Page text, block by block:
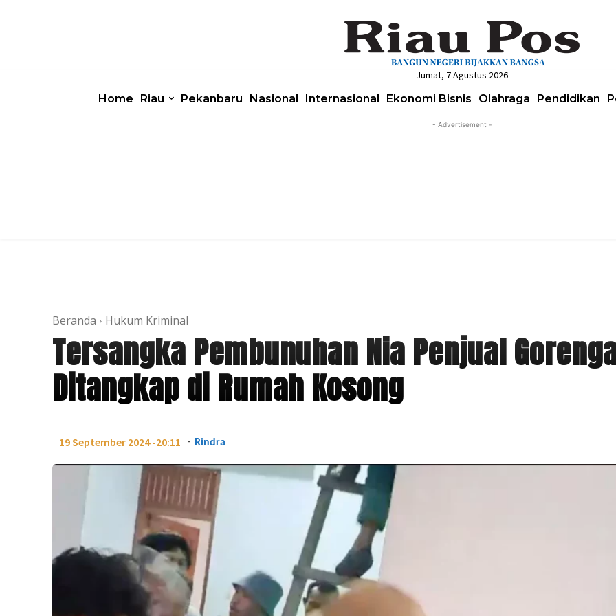
Jumat, 7 Agustus 2026
Home Riau Pekanbaru Nasional Internasional Ekonomi Bisnis Olahraga Pendidikan
- Advertisement -
Beranda Hukum Kriminal
Tersangka Pembunuhan Nia Penjual
Ditangkap di Rumah Kosong
19 September 2024 -20:11 - Rindra